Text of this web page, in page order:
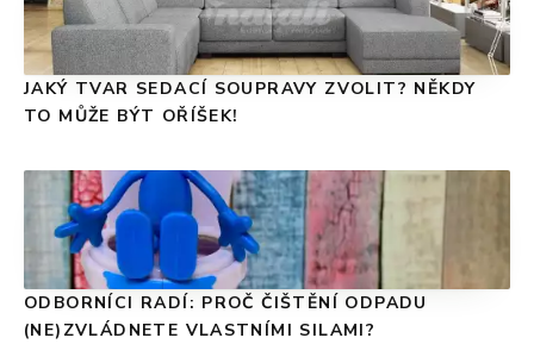
JAKÝ TVAR SEDACÍ SOUPRAVY ZVOLIT? NĚKDY
TO MŮŽE BÝT OŘÍŠEK!
ODBORNÍCI RADÍ: PROČ ČIŠTĚNÍ ODPADU
(NE)ZVLÁDNETE VLASTNÍMI SILAMI?